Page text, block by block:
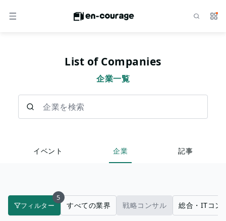
メニュー サ
List of Companies
企業一覧
イベント 企業 記事
フィルター
5
すべての業界 戦略コンサル 総合・ITコン